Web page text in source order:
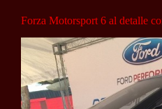
Forza Motorsport 6 al detalle